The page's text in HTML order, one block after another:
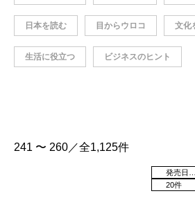
日本を読む 目からウロコ 文化
生活に役立つ ビジネスのヒント
241 〜 260／全1,125件
20件